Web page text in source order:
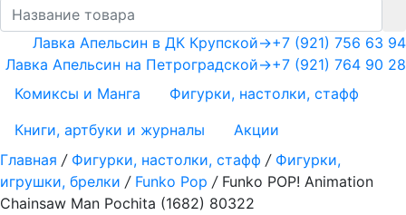
+7 (921) 756 63 94
+7 (921) 764 90 28
Лавка Апельсин в ДК Крупской→
Лавка Апельсин на Петроградской→
Комиксы и Манга
Фигурки, настолки, стафф
Книги, артбуки и журналы
Акции
Главная / Фигурки, настолки, стафф / Фигурки,
игрушки, брелки / Funko Pop / Funko POP! Animation
Chainsaw Man Pochita (1682) 80322